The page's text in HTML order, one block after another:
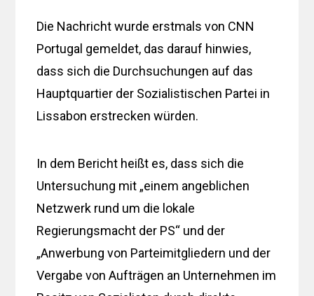
Die Nachricht wurde erstmals von CNN
Portugal gemeldet, das darauf hinwies,
dass sich die Durchsuchungen auf das
Hauptquartier der Sozialistischen Partei in
Lissabon erstrecken würden.
In dem Bericht heißt es, dass sich die
Untersuchung mit „einem angeblichen
Netzwerk rund um die lokale
Regierungsmacht der PS“ und der
„Anwerbung von Parteimitgliedern und der
Vergabe von Aufträgen an Unternehmen im